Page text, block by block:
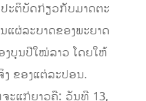
ະຕິບັດກ່ຽວກັບມາດຕະ
ແຜ່ລະບາດຂອງພະຍາດ
ງບຸນປີໃໝ່ລາວ ໂດຍໃຫ້
ງ ຂອງແຕ່ລະປອນ.
ແກ່ຍາວຄື: ວັນທີ 13,